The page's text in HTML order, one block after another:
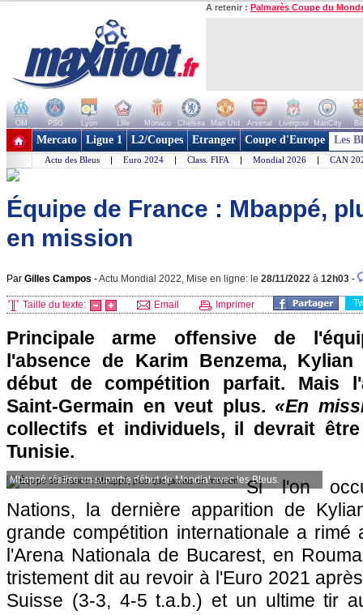
A retenir : Palmarès Coupe du
OM PSG Lyon Lille Monaco Chelsea Man Utd Arsenal Liverpool ManCity
+ de clubs
Mercato Ligue 1 L2/Coupes Etranger Coupe d'Europe Les
Actu des Bleus | Euro 2024 | Class. FIFA | Mondial 2026 | CAN
Équipe de France : Mbappé,
en mission
Par Gilles Campos -Actu Mondial 2022, Mise en ligne: le 28/11/2022 à 12h03 -
Taille du texte: Email Imprimer
Principale arme offensive de
l'absence de Karim Benzema,
début de compétition parfait. Mais
Saint-Germain en veut plus. «En
collectifs et individuels, il devrait
Tunisie.
Mbappé réalise un superbe début de Mondial avec les Bleus.Si l'on
Nations, la dernière apparition de
grande compétition internationale a rimé
l'Arena Nationala de Bucarest, en
tristement dit au revoir à l'Euro 2021
Suisse (3-3, 4-5 t.a.b.) et un ultime tir